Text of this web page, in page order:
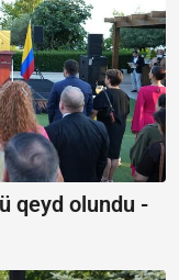
qeyd olundu -